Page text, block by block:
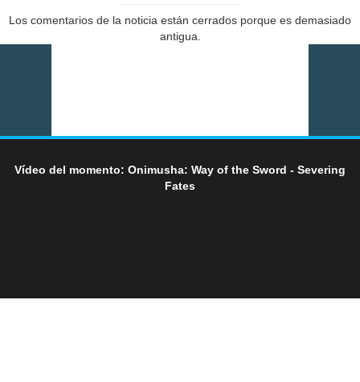
Los comentarios de la noticia están cerrados porque es demasiado
antigua.
Vídeo del momento: Onimusha: Way of the Sword - Severing
Fates